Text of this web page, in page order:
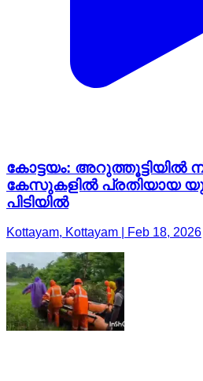
കോട്ടയം: അറുത്തൂട്ടിയിൽ
കേസുകളിൽ പ്രതിയായ
പിടിയിൽ
Kottayam, Kottayam | Feb 18, 2026